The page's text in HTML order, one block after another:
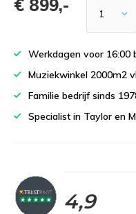
€ 899,-
Werkdagen voor 16:00
Muziekwinkel 2000m2
Familie bedrijf sinds
Specialist in Taylor en
4,9